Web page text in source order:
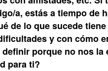
a, estás a tiempo de
de lo que sucede
y con cómo
porque no nos la
para ti?